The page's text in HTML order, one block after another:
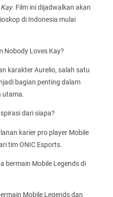
. Film ini dijadwalkan akan
di Indonesia mulai
Nobody Loves Kay?
karakter Aurelio, salah satu
bagian penting dalam
utama.
dari siapa?
karier pro player Mobile
tim ONIC Esports.
bermain Mobile Legends di
Mobile Legends dan